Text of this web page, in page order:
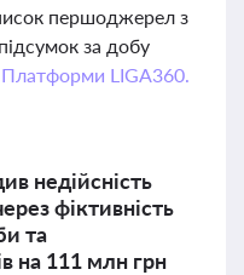
першоджерел з
за добу
Платформи LIGA360.
недійсність
фіктивність
та
на 111 млн грн